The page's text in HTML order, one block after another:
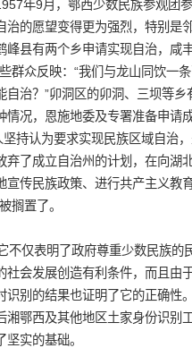
年9月，鄂西少数民族参观团
治的愿望变得更为强烈，特别是
县有两个乡申请实现自治，咸
群众反映：“我们与龙山同饮一
治？”卯洞区的卯洞、三坝等
况，恩施地委及专署准备申请
坚持认为要求实现民族区域自治
弃了成立自治州的计划，在向湖
宣传民族政策、进行共产主义教
搁置了。
不仅表明了政府尊重少数民族的
社会发展创造有利条件，而且由
识别的结果也证明了它的正确性
湘鄂西及其他地区土家身份识别
实的基础。